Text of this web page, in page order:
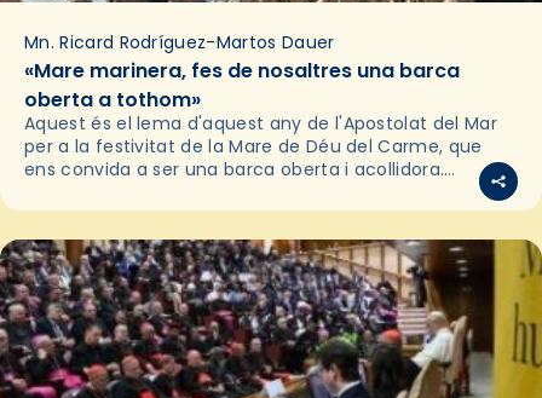
Mn. Ricard Rodríguez-Martos Dauer
«Mare marinera, fes de nosaltres una barca
oberta a tothom»
Aquest és el lema d'aquest any de l'Apostolat del Mar
per a la festivitat de la Mare de Déu del Carme, que
ens convida a ser una barca oberta i acollidora.